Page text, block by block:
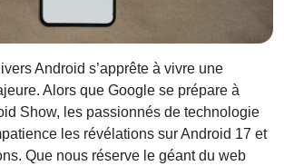
Android s’apprête à vivre une
Alors que Google se prépare à
Show, les passionnés de technologie
les révélations sur Android 17 et
Que nous réserve le géant du web